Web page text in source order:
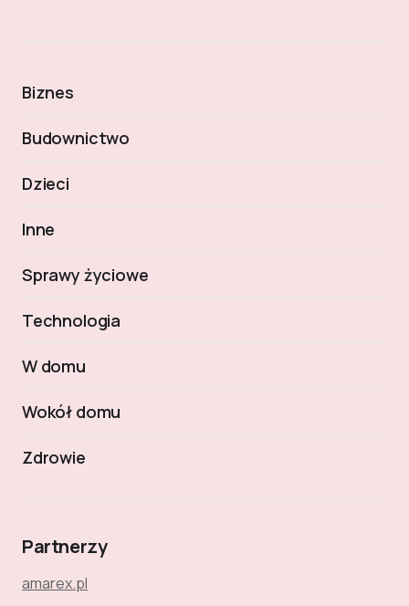
Biznes
Budownictwo
Dzieci
Inne
Sprawy życiowe
Technologia
W domu
Wokół domu
Zdrowie
Partnerzy
amarex.pl